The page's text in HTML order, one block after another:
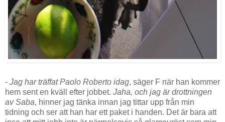
- Jag har träffat Paolo Roberto idag, säger F när han kommer
hem sent en kväll efter jobbet. Jaha, och jag är drottningen
av Saba, hinner jag tänka innan jag tittar upp från min
tidning och ser att han har ett paket i handen. Det är bara att